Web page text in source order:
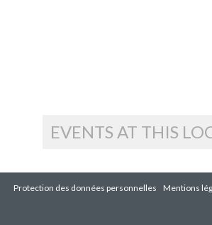
EVENTS AT THIS
Protection des données personnelles Mentions